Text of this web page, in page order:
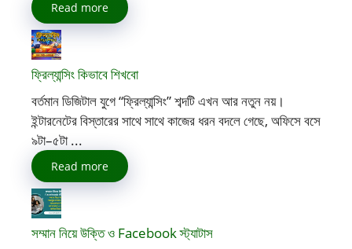
Read more
ফ্রিল্যান্সিং কিভাবে শিখবো
বর্তমান ডিজিটাল যুগে “ফ্রিল্যান্সিং” শব্দটি এখন আর নতুন নয়।
ইন্টারনেটের বিস্তারের সাথে সাথে কাজের ধরন বদলে গেছে, অফিসে বসে
৯টা–৫টা ...
Read more
সম্মান নিয়ে উক্তি ও Facebook স্ট্যাটাস